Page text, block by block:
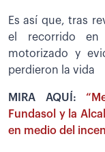
Es así que, tras
el recorrido en
motorizado y
perdieron la vida
MIRA AQUÍ:
Fundasol y la
en medio del